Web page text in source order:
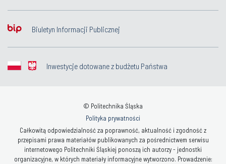
Biuletyn Informacji Publicznej
Inwestycje dotowane z budżetu Państwa
© Politechnika Śląska
Polityka prywatności
Całkowitą odpowiedzialność za poprawność, aktualność i zgodność z
przepisami prawa materiałów publikowanych za pośrednictwem serwisu
internetowego Politechniki Śląskiej ponoszą ich autorzy - jednostki
organizacyjne, w których materiały informacyjne wytworzono. Prowadzenie: